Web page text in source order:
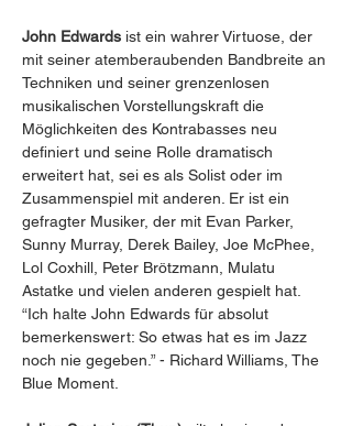
John Edwards ist ein wahrer Virtuose, der
mit seiner atemberaubenden Bandbreite an
Techniken und seiner grenzenlosen
musikalischen Vorstellungskraft die
Möglichkeiten des Kontrabasses neu
definiert und seine Rolle dramatisch
erweitert hat, sei es als Solist oder im
Zusammenspiel mit anderen. Er ist ein
gefragter Musiker, der mit Evan Parker,
Sunny Murray, Derek Bailey, Joe McPhee,
Lol Coxhill, Peter Brötzmann, Mulatu
Astatke und vielen anderen gespielt hat.
“Ich halte John Edwards für absolut
bemerkenswert: So etwas hat es im Jazz
noch nie gegeben.” - Richard Williams, The
Blue Moment.